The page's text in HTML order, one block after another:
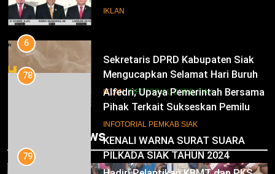
Pendidikan Nasional
IKLAN
6
Sekretaris DPRD Kabupaten Siak
Mengucapkan Selamat Hari Buruh
IKLAN INFOTORIAL DPRD SIAK
KENALI WARNA SURAT SUARA
PILKADA SIAK TAHUN 2024
Trending News
78
Alfedri; Upaya Pemerintah Bersama
Pihak Terkait Sukseskan Pemilu
2024
INFOTORIAL PEMKAB SIAK
79